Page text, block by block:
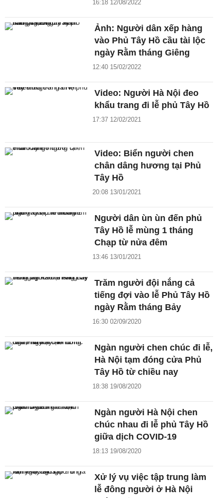
16:18 12/08/2022
Ảnh: Người dân xếp hàng
vào Phủ Tây Hồ cầu tài lộc
ngày Rằm tháng Giêng
12:40 15/02/2022
Video: Người Hà Nội đeo
khẩu trang đi lễ phủ Tây Hồ
17:37 12/02/2021
Video: Biển người chen
chân dâng hương tại Phủ
Tây Hồ
20:08 13/01/2021
Người dân ùn ùn đến phủ
Tây Hồ lễ mùng 1 tháng
Chạp từ nửa đêm
13:46 13/01/2021
Trăm người đội nắng cả
tiếng đợi vào lễ Phủ Tây Hồ
ngày Rằm tháng Bảy
16:30 02/09/2020
Ngàn người chen chúc đi lễ,
Hà Nội tạm đóng cửa Phủ
Tây Hồ từ chiều nay
18:38 19/08/2020
Ngàn người Hà Nội chen
chúc nhau đi lễ phủ Tây Hồ
giữa dịch COVID-19
18:13 19/08/2020
Xử lý vụ việc tập trung làm
lễ đông người ở Hà Nội